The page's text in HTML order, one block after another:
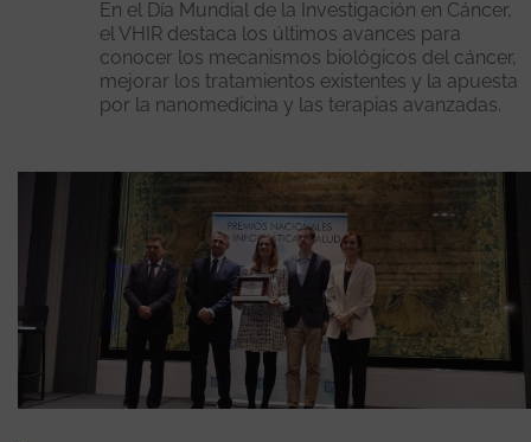
En el Día Mundial de la Investigación en Cáncer,
el VHIR destaca los últimos avances para
conocer los mecanismos biológicos del cáncer,
mejorar los tratamientos existentes y la apuesta
por la nanomedicina y las terapias avanzadas.